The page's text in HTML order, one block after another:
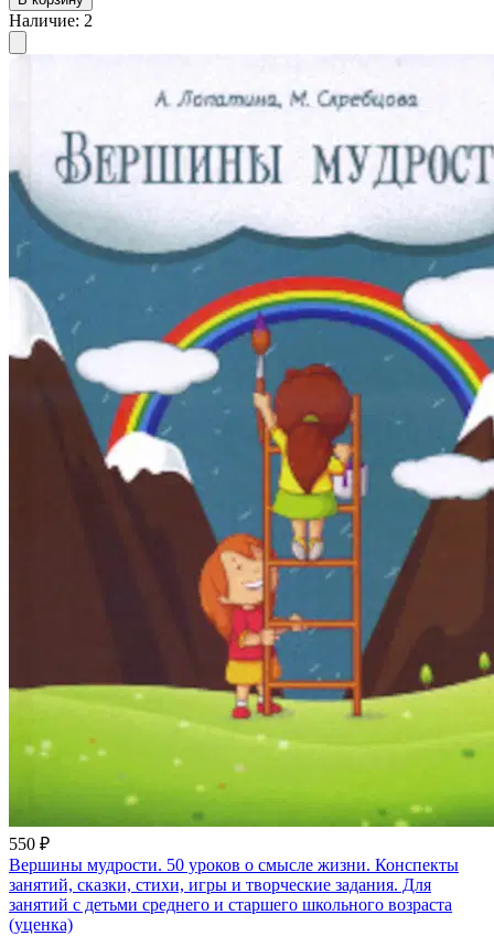
Наличие: 2
550 ₽
Вершины мудрости. 50 уроков о смысле жизни. Конспекты
занятий, сказки, стихи, игры и творческие задания. Для
занятий с детьми среднего и старшего школьного возраста
(уценка)